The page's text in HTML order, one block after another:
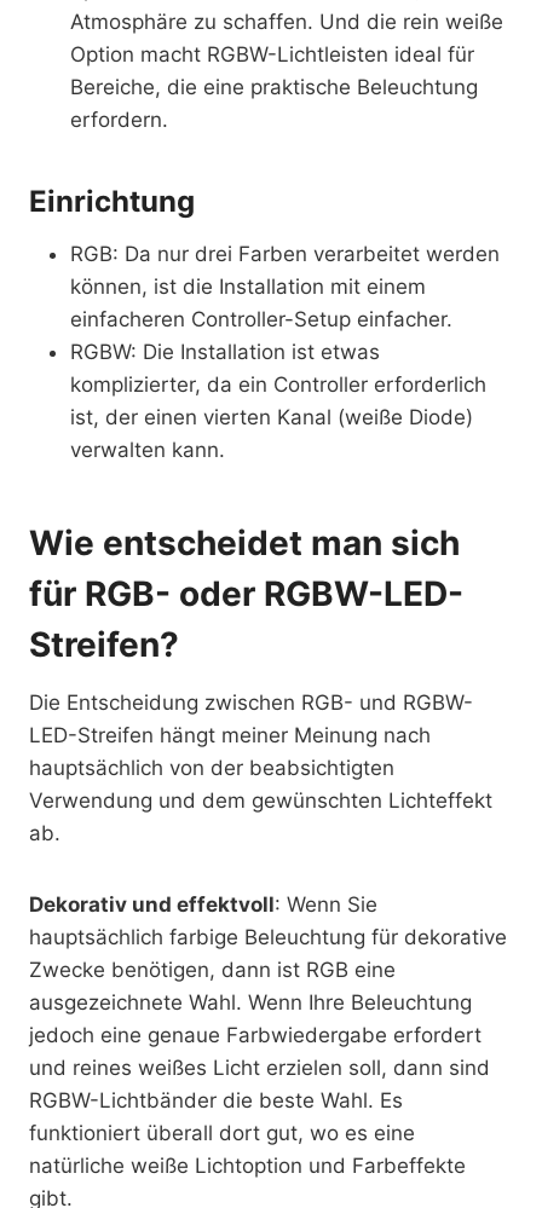
Atmosphäre zu schaffen. Und die rein weiße
Option macht RGBW-Lichtleisten ideal für
Bereiche, die eine praktische Beleuchtung
erfordern.
Einrichtung
RGB: Da nur drei Farben verarbeitet werden
können, ist die Installation mit einem
einfacheren Controller-Setup einfacher.
RGBW: Die Installation ist etwas
komplizierter, da ein Controller erforderlich
ist, der einen vierten Kanal (weiße Diode)
verwalten kann.
Wie entscheidet man sich
für RGB- oder RGBW-LED-
Streifen?
Die Entscheidung zwischen RGB- und RGBW-
LED-Streifen hängt meiner Meinung nach
hauptsächlich von der beabsichtigten
Verwendung und dem gewünschten Lichteffekt
ab.
Dekorativ und effektvoll: Wenn Sie
hauptsächlich farbige Beleuchtung für dekorative
Zwecke benötigen, dann ist RGB eine
ausgezeichnete Wahl. Wenn Ihre Beleuchtung
jedoch eine genaue Farbwiedergabe erfordert
und reines weißes Licht erzielen soll, dann sind
RGBW-Lichtbänder die beste Wahl. Es
funktioniert überall dort gut, wo es eine
natürliche weiße Lichtoption und Farbeffekte
gibt.